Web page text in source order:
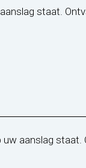
staat.
tabblad)
aanslag staat.